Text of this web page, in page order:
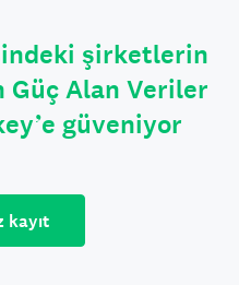
şirketlerin
Güç Alan Veriler
güveniyor
kayıt